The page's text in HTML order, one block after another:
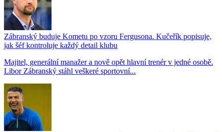
Zábranský buduje Kometu po vzoru Fergusona. Kučeřík popisuje,
jak šéf kontroluje každý detail klubu
Majitel, generální manažer a nově opět hlavní trenér v jedné osobě.
Libor Zábranský stáhl veškeré sportovní...